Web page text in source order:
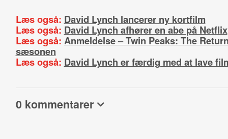
Læs også: David Lynch lancerer ny kortfilm
Læs også: David Lynch afhører en abe på Netflix
Læs også: Anmeldelse – Twin Peaks: The
sæsonen
Læs også: David Lynch er færdig med at lave
0 kommentarer